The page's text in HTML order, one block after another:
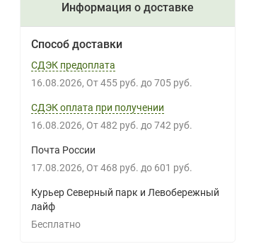
Информация о доставке
Способ доставки
СДЭК предоплата
16.08.2026 От 455 руб. до 705 руб.
СДЭК оплата при получении
16.08.2026 От 482 руб. до 742 руб.
Почта России
17.08.2026 От 468 руб. до 601 руб.
Курьер Северный парк и Левобережный
лайф
Бесплатно